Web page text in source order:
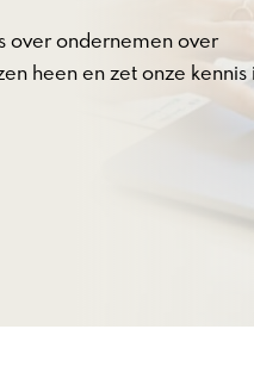
over ondernemen over
heen en zet onze